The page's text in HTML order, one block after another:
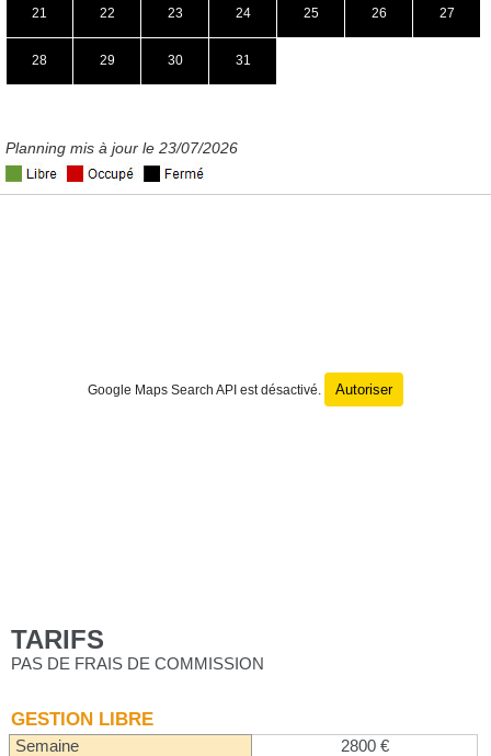
21 22 23 24 25 26 27
28 29 30 31
Planning mis à jour le 23/07/2026
Google Maps Search API est désactivé. Autoriser
TARIFS
PAS DE FRAIS DE COMMISSION
GESTION LIBRE
Semaine
2800 €